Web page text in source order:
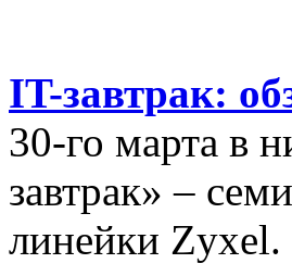
IT-завтрак:
30-го марта в
завтрак» –
линейки Zyxel.